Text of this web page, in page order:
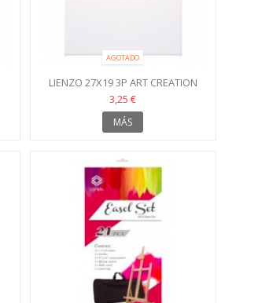
AGOTADO
LIENZO 27X19 3P ART CREATION
3,25 €
MÁS